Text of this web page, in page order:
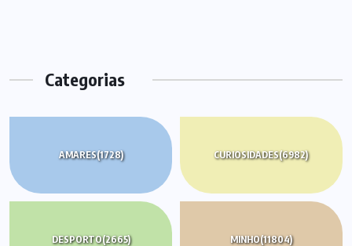
Categorias
AMARES(1728) CURIOSIDADES(6982)
DESPORTO(2665) MINHO(11804)